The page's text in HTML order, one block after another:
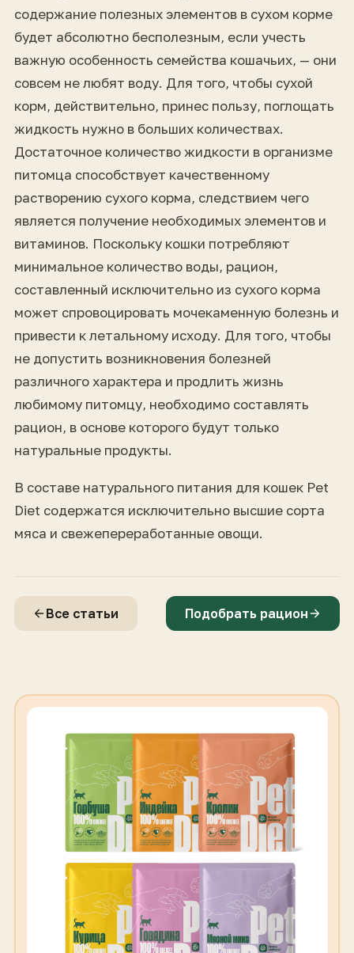
содержание полезных элементов в сухом корме
будет абсолютно бесполезным, если учесть
важную особенность семейства кошачьих, — они
совсем не любят воду. Для того, чтобы сухой
корм, действительно, принес пользу, поглощать
жидкость нужно в больших количествах.
Достаточное количество жидкости в организме
питомца способствует качественному
растворению сухого корма, следствием чего
является получение необходимых элементов и
витаминов. Поскольку кошки потребляют
минимальное количество воды, рацион,
составленный исключительно из сухого корма
может спровоцировать мочекаменную болезнь и
привести к летальному исходу. Для того, чтобы
не допустить возникновения болезней
различного характера и продлить жизнь
любимому питомцу, необходимо составлять
рацион, в основе которого будут только
натуральные продукты.
В составе натурального питания для кошек Pet
Diet содержатся исключительно высшие сорта
мяса и свежепереработанные овощи.
Все статьи Подобрать рацион